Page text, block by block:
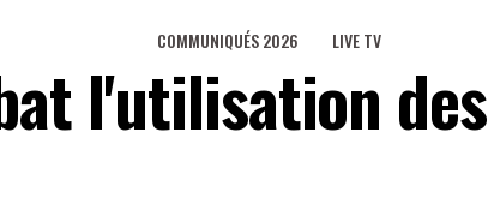
COMMUNIQUÉS 2026 LIVE TV
l'utilisation des